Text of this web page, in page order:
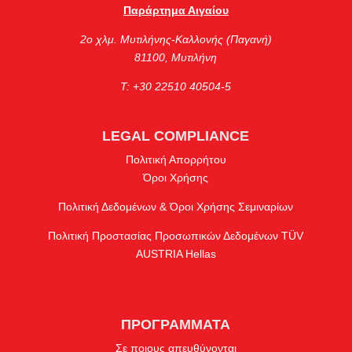
Παράρτημα Αιγαίου
2ο χλμ. Μυτιλήνης-Καλλονής (Παγανή)
81100, Μυτιλήνη
Τ: +30 22510 40504-5
LEGAL COMPLIANCE
Πολιτική Απορρήτου
Όροι Χρήσης
Πολιτική Δεδομένων & Όροι Χρήσης Σεμιναρίων
Πολιτική Προστασίας Προσωπικών Δεδομένων TÜV
AUSTRIA Hellas
ΠΡΟΓΡΑΜΜΑΤΑ
Σε ποιους απευθύνονται